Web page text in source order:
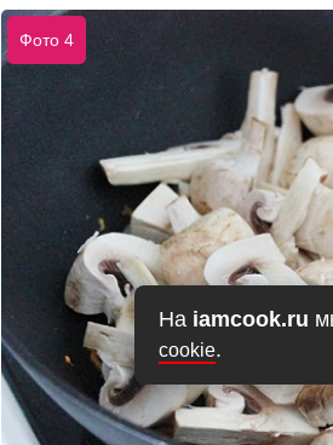
На iamcook.ru
cookie.
Фото 4